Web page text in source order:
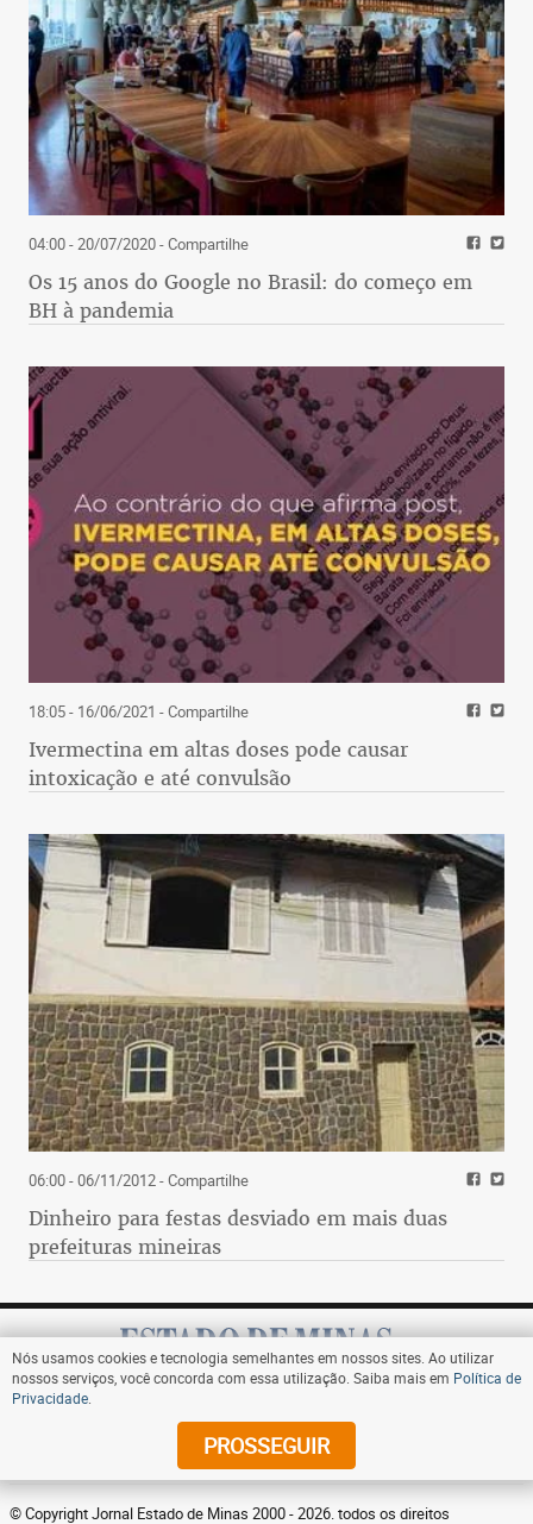
04:00 - 20/07/2020- Compartilhe
Os 15 anos do Google no Brasil: do começo em
BH à pandemia
18:05 - 16/06/2021 - Compartilhe
Ivermectina em altas doses pode causar
intoxicação e até convulsão
06:00 - 06/11/2012- Compartilhe
Dinheiro para festas desviado em mais duas
prefeituras mineiras
Assine
© Copyright Jornal Estado de Minas 2000 - 2026. todos os direitos
Nós usamos cookies e tecnologia semelhantes em nossos sites. Ao utilizar
nossos serviços, você concorda com essa utilização. Saiba mais em Política de
Privacidade
PROSSEGUIR